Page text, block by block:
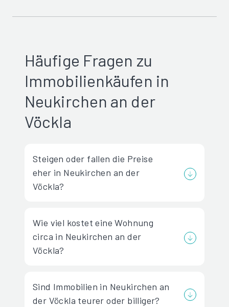
Häufige Fragen zu
Immobilienkäufen in
Neukirchen an der
Vöckla
Steigen oder fallen die Preise
eher in Neukirchen an der
Vöckla?
Wie viel kostet eine Wohnung
circa in Neukirchen an der
Vöckla?
Sind Immobilien in Neukirchen an
der Vöckla teurer oder billiger?